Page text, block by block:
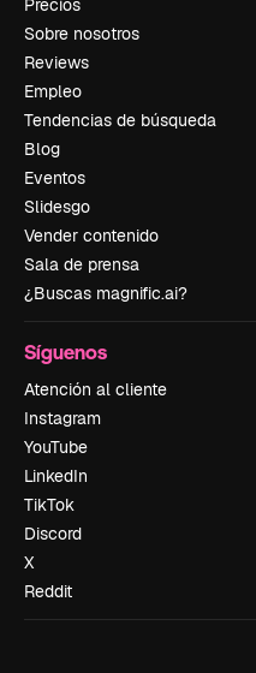
Precios
Sobre nosotros
Reviews
Empleo
Tendencias de búsqueda
Blog
Eventos
Slidesgo
Vender contenido
Sala de prensa
¿Buscas magnific.ai?
Síguenos
Atención al cliente
Instagram
YouTube
LinkedIn
TikTok
Discord
X
Reddit